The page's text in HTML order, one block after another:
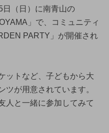
（日）に南青山の
」で、コミュニティ
PARTY」が開催され
ットなど、子どもから大
ツが用意されています。
人と一緒に参加してみて